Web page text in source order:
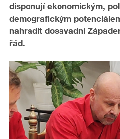
disponují ekonomickým,
demografickým
nahradit dosavadní
řád.